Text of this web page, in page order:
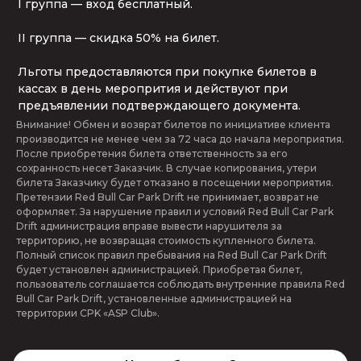
I группа — вход бесплатный.
II группа — скидка 50% на билет.
Льготы предоставляются при покупке билетов в
кассах в день меропрития и действуют при
предъявлении подтверждающего документа.
Внимание! Обмен и возврат билетов по инициативе клиента
производится не менее чем за 72 часа до начала мероприятия.
После приобретения билета ответственность за его
сохранность несет Заказчик. В случае копирования, утери
билета Заказчику будет отказано в посещении мероприятия.
Претензии Red Bull Car Park Drift не принимает, возврат не
оформляет. За нарушение правил и условий Red Bull Car Park
Drift администрация вправе вывести нарушителя за
территорию, не возвращая стоимость купленного билета.
Полный список правил пребывания на Red Bull Car Park Drift
будет установлен администрацией. Приобретая билет,
пользователь соглашается соблюдать внутренние правила Red
Bull Car Park Drift, установленные администрацией на
территории CPK «ASP Club».